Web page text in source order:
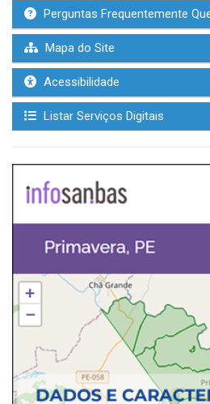
Perguntas Frequentemente
Mapa do Site
Acessibilidade
Listar Serviços Digitais